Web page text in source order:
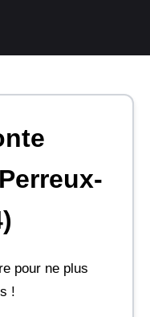
pour ne plus
!